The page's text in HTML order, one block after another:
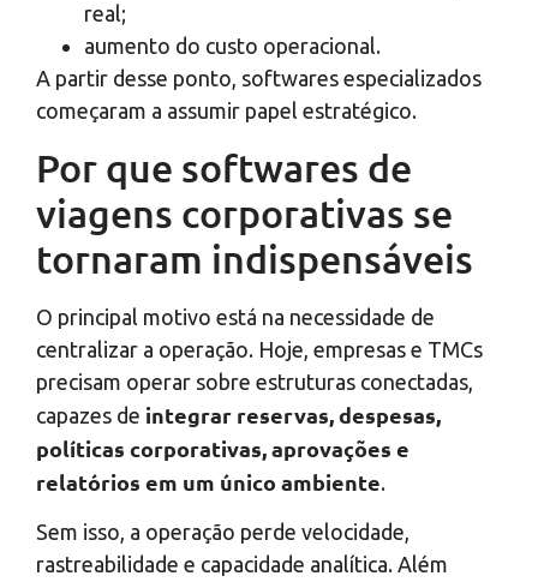
real;
aumento do custo operacional.
A partir desse ponto, softwares especializados
começaram a assumir papel estratégico.
Por que softwares de
viagens corporativas se
tornaram indispensáveis
O principal motivo está na necessidade de
centralizar a operação. Hoje, empresas e TMCs
precisam operar sobre estruturas conectadas,
capazes de integrar reservas, despesas,
políticas corporativas, aprovações e
relatórios em um único ambiente.
Sem isso, a operação perde velocidade,
rastreabilidade e capacidade analítica. Além